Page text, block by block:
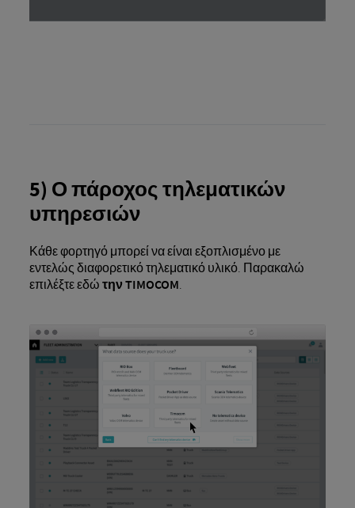
5) Ο πάροχος τηλεματικών
υπηρεσιών
Κάθε φορτηγό μπορεί να είναι εξοπλισμένο με
εντελώς διαφορετικό τηλεματικό υλικό. Παρακαλώ
επιλέξτε εδώ την TIMOCOM.